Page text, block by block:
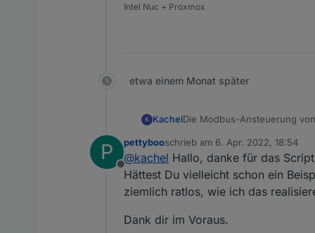
Intel Nuc + Proxmox
etwa einem Monat später
K KachelDie Modbus-Ansteuerung
TCP-Anfrage mit den
Modbus-Adapter im ioBroker
Um die verfügbaren
über TCP macht und die
deren Settings noch die
die regelmäßig (ca. 2x die
bei mir gerade auch nicht
Wer möchte kann das Script
Wer es ändern möchte darf
wieder veröffentlicht.
Falls jemand noch eine Idee
function-code 0x41), würde
können...
der Kachel
P
Offline
pettybooschrieb am 6. Apr. 2022, 18:54
zuletzt editiert von
@kachel Hallo, danke für das
Hättest Du vielleicht schon ein
ziemlich ratlos, wie ich das
Dank dir im Voraus.